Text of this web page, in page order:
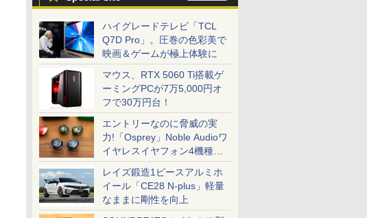
ハイグレードテレビ「TCL
Q7D Pro」。圧巻の色彩美で
映画＆ゲームが極上体験に
マウス、RTX 5060 Ti搭載ゲ
ーミングPCが7万5,000円オ
フで30万円台！
エントリーなのに脅威の実
力!「Osprey」Noble Audioワ
イヤレスイヤフォン4機種を
一気に聴く
レイズ鍛造1ピースアルミホ
イール「CE28 N-plus」軽量
なままに剛性を向上